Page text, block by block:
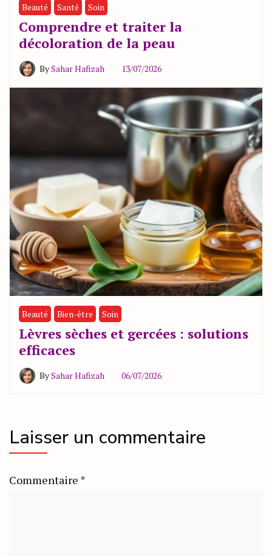
Beauté Santé Soin
Comprendre et traiter la
décoloration de la peau
BySahar Hafizah 13/07/2026
Beauté Bien-être Soin
Lèvres sèches et gercées : solutions
efficaces
BySahar Hafizah 06/07/2026
Laisser un commentaire
Commentaire *